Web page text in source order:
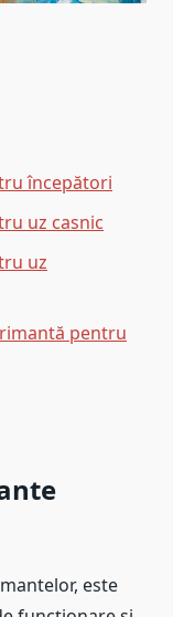
începători
uz casnic
uz
pentru
este